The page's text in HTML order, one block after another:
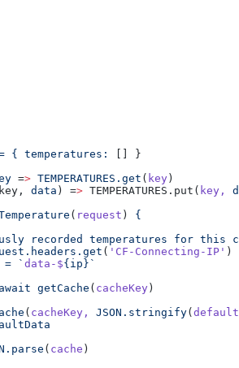
{ temperatures:
[] }
=> TEMPERATURES.get ( key)
data ) => TEMPERATURES.put( key,
( request ) {
recorded temperatures for this
( 'CF-Connecting-IP' )
= ` data-${ip}`
getCache ( cacheKey)
( cacheKey, JSON.stringify(
( cache )